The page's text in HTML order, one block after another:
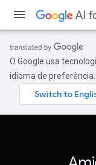
O Google usa
idioma de